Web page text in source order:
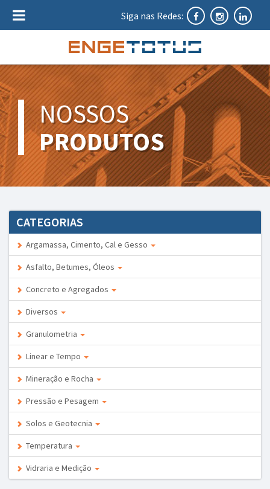
Siga nas Redes:
NOSSOS
PRODUTOS
CATEGORIAS
Argamassa, Cimento, Cal e Gesso
Asfalto, Betumes, Óleos
Concreto e Agregados
Diversos
Granulometria
Linear e Tempo
Mineração e Rocha
Pressão e Pesagem
Solos e Geotecnia
Temperatura
Vidraria e Medição